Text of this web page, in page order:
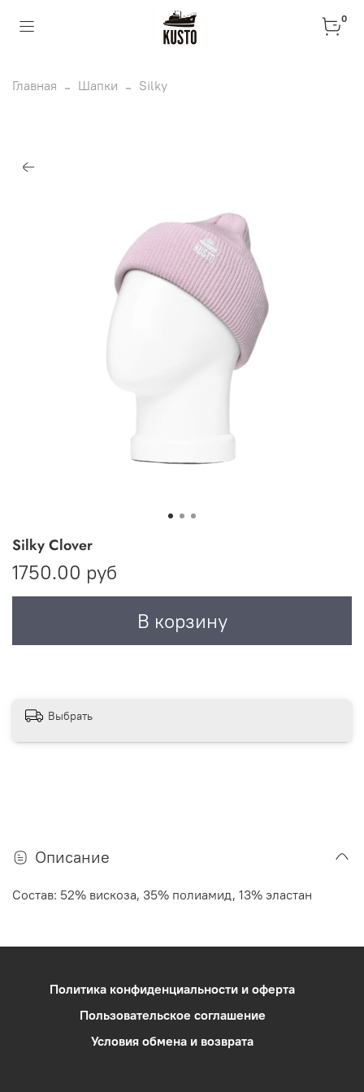
0
Главная Шапки Silky
Silky Clover
1750.00 руб
В корзину
Выбрать
Описание
Состав: 52% вискоза, 35% полиамид, 13% эластан
Политика конфиденциальности и оферта
Пользовательское соглашение
Условия обмена и возврата